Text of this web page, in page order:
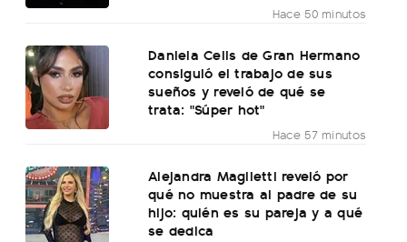
Hace 50 minutos
Daniela Celis de Gran Hermano
consiguió el trabajo de sus
sueños y reveló de qué se
trata: "Súper hot"
Hace 57 minutos
Alejandra Maglietti reveló por
qué no muestra al padre de su
hijo: quién es su pareja y a qué
se dedica